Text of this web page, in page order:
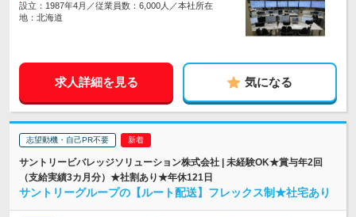
設立：1987年4月／従業員数：6,000人／本社所在
地：北海道
求人詳細を見る 気になる
志望動機・自己PR不要
サントリービバレッジソリューション株式会社 | 未経験OK★賞与年2回
（支給実績3カ月分）★社割あり★年休121日
サントリーグループの【ルート配送】フレックス制★社宅あり